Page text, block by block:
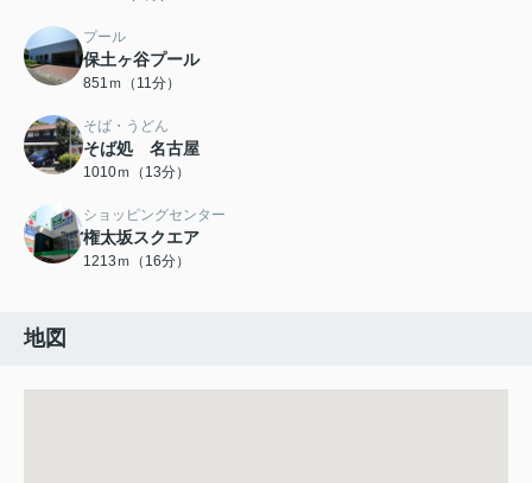
プール
保土ヶ谷プール
851ｍ（11分）
そば・うどん
そば処 名古屋
1010ｍ（13分）
ショッピングセンター
権太坂スクエア
1213ｍ（16分）
地図